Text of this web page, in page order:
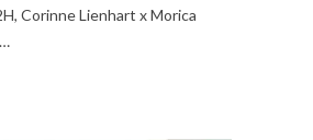
Corinne Lienhart x Morica